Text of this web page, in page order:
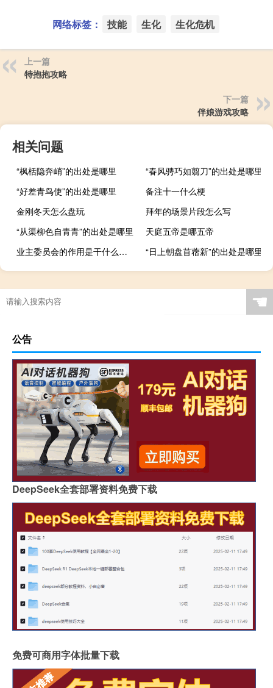
网络标签： 技能 生化 生化危机
上一篇
特抱抱攻略
下一篇
伴娘游戏攻略
相关问题
“枫栝隐奔峭”的出处是哪里
“春风骋巧如翦刀”的出处是哪里
“好差青鸟使”的出处是哪里
备注十一什么梗
金刚冬天怎么盘玩
拜年的场景片段怎么写
“从渠柳色自青青”的出处是哪里
天庭五帝是哪五帝
业主委员会的作用是干什么的（业主委员会的作用）
“日上朝盘苜蓿新”的出处是哪里
☚
公告
DeepSeek全套部署资料免费下载
免费可商用字体批量下载